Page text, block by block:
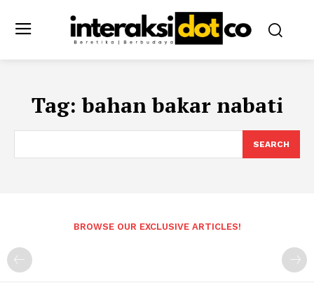
Tag:bahan bakar nabati
SEARCH
BROWSE OUR EXCLUSIVE ARTICLES!